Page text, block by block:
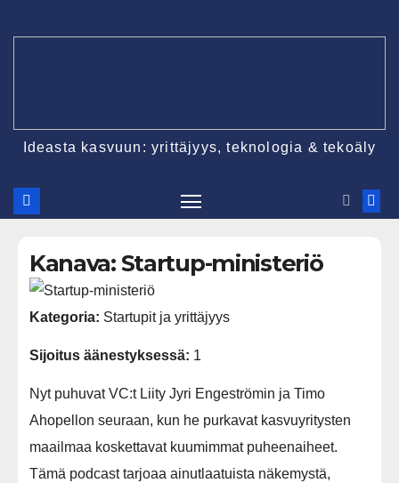
Ideasta kasvuun: yrittäjyys, teknologia & tekoäly
Kanava: Startup-ministeriö
Kategoria: Startupit ja yrittäjyys
Sijoitus äänestyksessä: 1
Nyt puhuvat VC:t Liity Jyri Engeströmin ja Timo
Ahopellon seuraan, kun he purkavat kasvuyritysten
maailmaa koskettavat kuumimmat puheenaiheet.
Tämä podcast tarjoaa ainutlaatuista näkemystä,